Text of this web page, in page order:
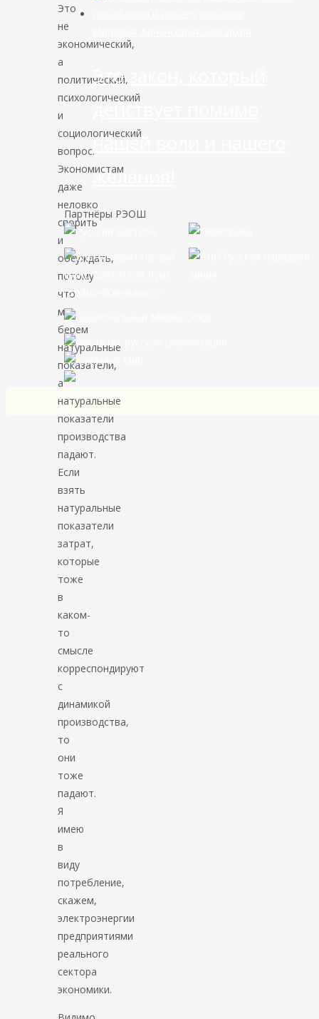
Это
не
экономический,
а
политический,
психологический
и
социологический
вопрос.
Экономистам
даже
неловко
спорить
и
обсуждать,
потому
что
мы
берем
натуральные
показатели,
а
натуральные
показатели
производства
падают.
Если
взять
натуральные
показатели
затрат,
которые
тоже
в
каком-
то
смысле
корреспондируют
с
динамикой
производства,
то
они
тоже
падают.
Я
имею
в
виду
потребление,
скажем,
электроэнергии
предприятиями
реального
сектора
экономики.
Это закон, который
действует помимо
нашей воли и нашего
желания!
Партнёры РЭОШ